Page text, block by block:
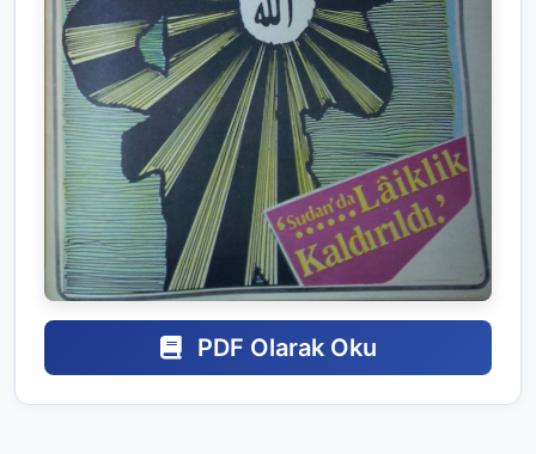
PDF Olarak Oku